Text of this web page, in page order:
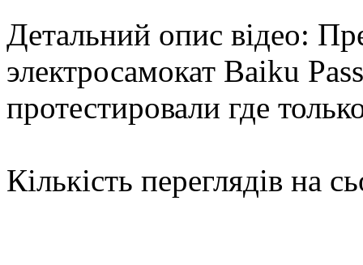
Детальний опис відео:
электросамокат Baiku
протестировали где
Кількість переглядів на